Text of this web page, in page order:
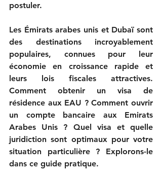
postuler.
Les Émirats arabes unis et Dubaï sont
des destinations incroyablement
populaires, connues pour leur
économie en croissance rapide et
leurs lois fiscales attractives.
Comment obtenir un visa de
résidence aux EAU ? Comment ouvrir
un compte bancaire aux Emirats
Arabes Unis ? Quel visa et quelle
juridiction sont optimaux pour votre
situation particulière ? Explorons-le
dans ce guide pratique.